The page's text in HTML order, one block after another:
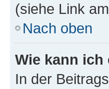
(siehe Link
Nach oben
Wie kann ich
In der